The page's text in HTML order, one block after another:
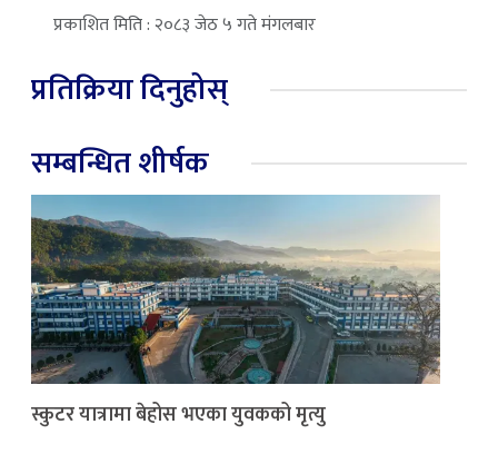
प्रकाशित मिति : २०८३ जेठ ५ गते मंगलबार
प्रतिक्रिया दिनुहोस्
सम्बन्धित शीर्षक
स्कुटर यात्रामा बेहोस भएका युवकको मृत्यु